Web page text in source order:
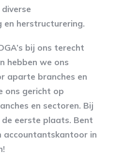
en herstructurering.
bij ons terecht
hebben we ons
aparte branches en
ons gericht op
en sectoren. Bij
eerste plaats. Bent
accountantskantoor in